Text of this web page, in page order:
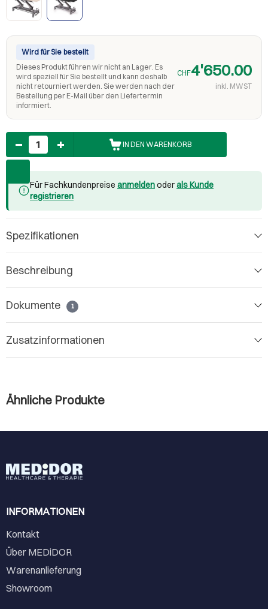
Wird für Sie bestellt
Dieses Produkt führen wir nicht an Lager. Es
wird speziell für Sie bestellt und kann deshalb
nicht retourniert werden. Sie werden nach der
Bestellung per E-Mail über den Liefertermin
informiert.
CHF4'650.00
inkl. MWST
Anzahl
IN DEN WARENKORB
Für Fachkundenpreise anmeldenoderals Kunde
registrieren
Spezifikationen
Beschreibung
Dokumente 1
Zusatzinformationen
Ähnliche Produkte
INFORMATIONEN
Kontakt
Über MEDiDOR
Warenanlieferung
Showroom